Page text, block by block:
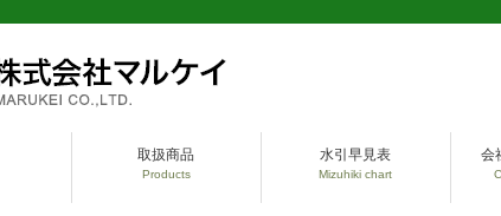
取扱商品
Products
水引早見表
Mizuhiki chart
会